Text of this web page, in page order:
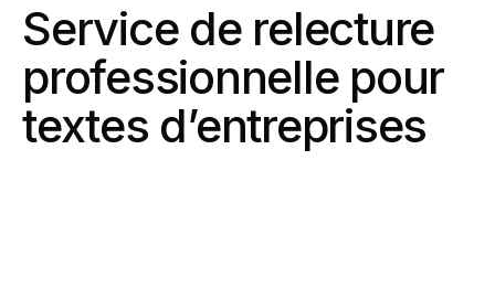
Service de relecture
professionnelle pour
textes d’entreprises